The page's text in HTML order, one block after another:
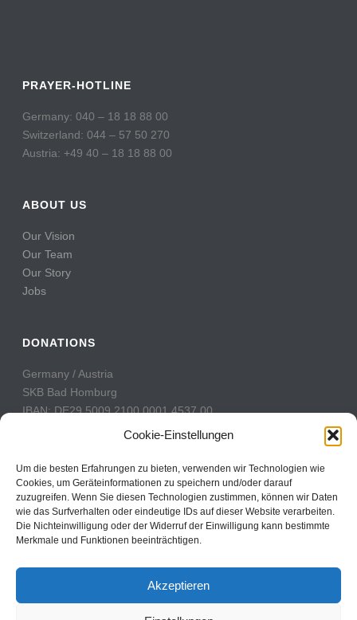
Cookie-Einstellungen
Um die besten Erfahrungen zu bieten, verwenden wir Technologien wie
Cookies, um Geräteinformationen zu speichern und/oder darauf
zuzugreifen. Wenn Sie diesen Technologien zustimmen, können wir Daten
wie das Surfverhalten oder eindeutige IDs auf dieser Website verarbeiten.
Die Nichteinwilligung oder der Widerruf der Einwilligung kann bestimmte
Merkmale und Funktionen beeinträchtigen.
Akzeptieren
PRAYER-HOTLINE
Germany: 040 – 18 18 88 00
Switzerland: 044 – 57 50 270
Austria: +49 40 – 18 18 88 00
ABOUT US
Our Vision
Our Team
Our Story
Jobs
DONATIONS
Germany / Austria
SKB Bad Homburg
IBAN: DE29 5009 2100 0001 4537 00
BIC: GENODE51BH2
Switzerland
PostFinance
Konto: 60-742493-7
IBAN: CH31 0900 0000 6074 2493 7
BIC: POFICHBEXXX